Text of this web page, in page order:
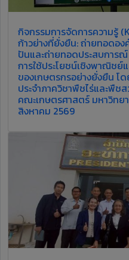
กิจกรรมการจัดการความรู้
ก้าวย่างที่ยั่งยืน: ถ่ายทอดอง
ปันและถ่ายทอดประสบการณ์
การใช้ประโยชน์เชิงพาณิช
ของเกษตรกรอย่างยั่งยืน โ
ประจำภาควิชาพืชไร่และพื
คณะเกษตรศาสตร์ มหาวิทย
สิงหาคม 2569